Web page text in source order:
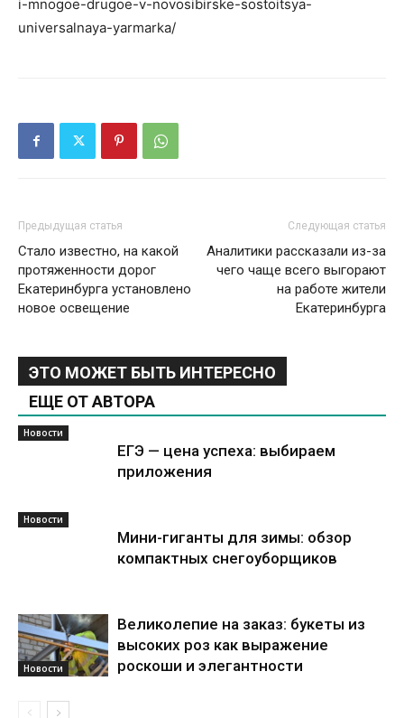
i-mnogoe-drugoe-v-novosibirske-sostoitsya-
universalnaya-yarmarka/
Предыдущая статья
Стало известно, на какой
протяженности дорог
Екатеринбурга установлено
новое освещение
Следующая статья
Аналитики рассказали из-за
чего чаще всего выгорают
на работе жители
Екатеринбурга
ЭТО МОЖЕТ БЫТЬ ИНТЕРЕСНО
ЕЩЕ ОТ АВТОРА
Новости
ЕГЭ — цена успеха: выбираем
приложения
Новости
Мини-гиганты для зимы: обзор
компактных снегоуборщиков
Новости
Великолепие на заказ: букеты из
высоких роз как выражение
роскоши и элегантности